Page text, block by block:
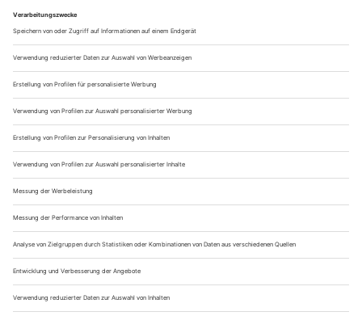
Eiweißen zu dir zu nehmen, empfehlen wir Fleisch von Rind,
Pute und Hähnchen. Außerdem dient frischer Fisch, Eier
sowie Milch und Milchprodukte im allgemeinen, als gute
Proteinquelle.
Eine kleine Prise Fett
Als Energiereserve spielt Fett eine nicht unbedeutende Rolle.
Beachte jedoch für dein Halbmarathon Training,
als 30 Prozent der täglichen Energie
Außerdem solltest du nur auf gesunde Fette wie Olivenöl,
Leinöl oder Kokosöl zurückgreifen. Fettreiche Fische,
Avocados und Nüsse sind ebenfalls sehr gute Fettlieferanten.
Ausreichende Flüssigkeitszufuhr
Eins ist klar, ohne ausreichend Wasser im Körper läuft nichts.